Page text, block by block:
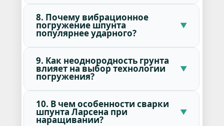
8. Почему вибрационное
погружение шпунта
популярнее ударного?
9. Как неоднородность грунта
влияет на выбор технологии
погружения?
10. В чем особенности сварки
шпунта Ларсена при
наращивании?